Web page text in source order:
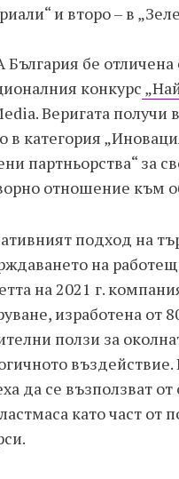
и второ – в
България бе
конкурс
Веригата получи
в категория
партньорства“ за
отношение към
подход на
на
на 2021 г.
изработена от
ползи за
да се възползват
като част от